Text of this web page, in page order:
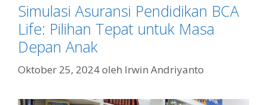
Simulasi Asuransi Pendidikan BCA
Life: Pilihan Tepat untuk Masa
Depan Anak
Oktober 25, 2024oleh Irwin Andriyanto